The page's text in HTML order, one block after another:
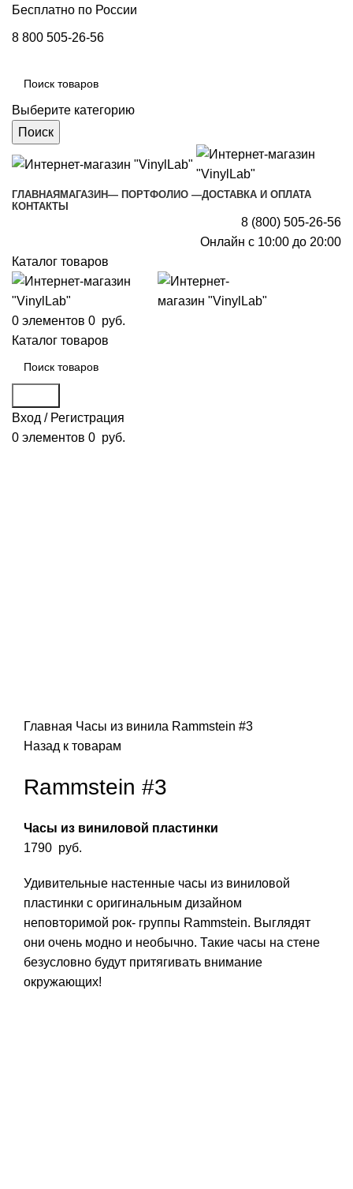
Бесплатно по России
8 800 505-26-56
Выберите категорию
Поиск
ГЛАВНАЯ МАГАЗИН— ПОРТФОЛИО —ДОСТАВКА И ОПЛАТА
КОНТАКТЫ
8 (800) 505-26-56
Онлайн с 10:00 до 20:00
Каталог товаров
0 элементов 0 руб.
Каталог товаров
Вход / Регистрация
0 элементов 0 руб.
Главная Часы из винила Rammstein #3
Назад к товарам
Rammstein #3
Часы из виниловой пластинки
1790 руб.
Удивительные настенные часы из виниловой
пластинки с оригинальным дизайном
неповторимой рок- группы Rammstein. Выглядят
они очень модно и необычно. Такие часы на стене
безусловно будут притягивать внимание
окружающих!